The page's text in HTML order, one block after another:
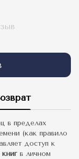
в пределах
(как правило
доступ к
в личном